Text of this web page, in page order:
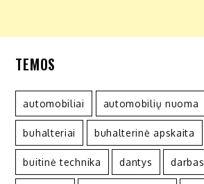
TEMOS
automobiliai automobilių nuoma
buhalteriai buhalterinė apskaita
buitinė technika dantys darbas